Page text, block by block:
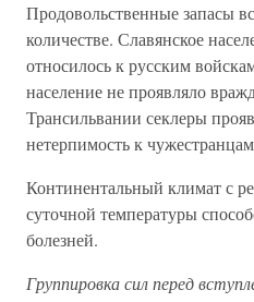
Продовольственные запасы
количестве. Славянское
относилось к русским
население не проявляло
Трансильвании секлеры
нетерпимость к
Континентальный климат с
суточной температуры
болезней.
Группировка сил перед